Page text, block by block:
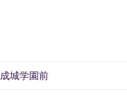
成城学園前